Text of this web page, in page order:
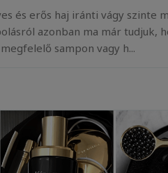
és erős haj iránti vágy szinte
azonban ma már tudjuk,
sampon vagy h...